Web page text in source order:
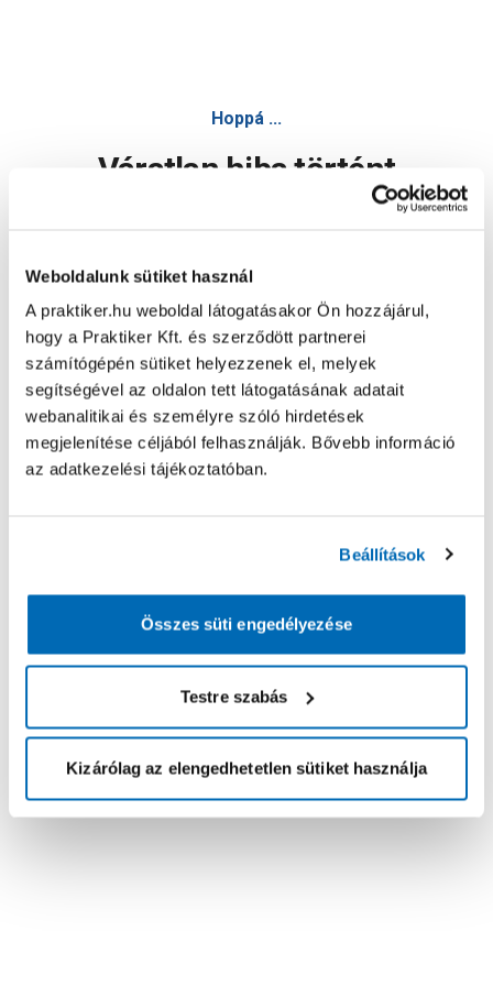
Weboldalunk sütiket használ
A praktiker.hu weboldal látogatásakor Ön hozzájárul,
hogy a Praktiker Kft. és szerződött partnerei
számítógépén sütiket helyezzenek el, melyek
segítségével az oldalon tett látogatásának adatait
webanalitikai és személyre szóló hirdetések
megjelenítése céljából felhasználják. Bővebb információ
az adatkezelési tájékoztatóban.
Beállítások
Összes süti engedélyezése
Testre szabás
Kizárólag az elengedhetetlen sütiket használja
Hoppá ...
Váratlan hiba történt
Oldal újratöltése